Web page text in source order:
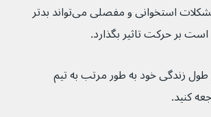
به عنوان مثال، مشکلات استخوانی و مفصلی می‌تواند بدتر
بر حرکت تاثیر بگذارد.
زندگی خود به طور مرتب به تیم
کنید.